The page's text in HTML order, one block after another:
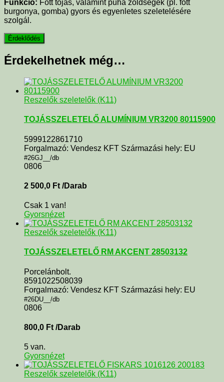
Funkció: Főtt tojás, valamint puha zöldségek (pl. főtt
burgonya, gomba) gyors és egyenletes szeletelésére
szolgál.
Érdekelhetnek még…
Reszelők szeletelők (K11)
TOJÁSSZELETELŐ ALUMÍNIUM VR3200 80115900
5999122861710
Forgalmazó: Vendesz KFT Származási hely: EU
#26GJ__/db
0806
2 500,0 Ft /Darab
Csak 1 van!
Gyorsnézet
Reszelők szeletelők (K11)
TOJÁSSZELETELŐ RM AKCENT 28503132
Porcelánbolt.
8591022508039
Forgalmazó: Vendesz KFT Származási hely: EU
#26DU__/db
0806
800,0 Ft /Darab
5 van.
Gyorsnézet
Reszelők szeletelők (K11)